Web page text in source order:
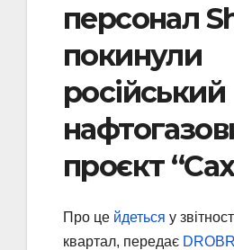
персонал
покинули
російський
проєкт
Про це йдеться у
квартал, передає